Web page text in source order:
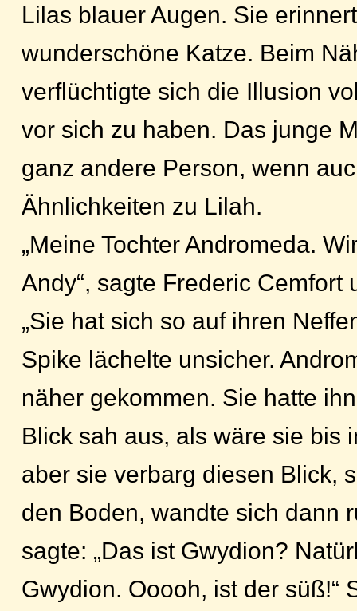
Lilas blauer Augen. Sie
wunderschöne Katze. Beim
verflüchtigte sich die Illusion
vor sich zu haben. Das junge
ganz andere Person, wenn
Ähnlichkeiten zu Lilah.
„Meine Tochter Andromeda.
Andy“, sagte Frederic Cemfort
„Sie hat sich so auf ihren
Spike lächelte unsicher.
näher gekommen. Sie hatte
Blick sah aus, als wäre sie bis
aber sie verbarg diesen Blick,
den Boden, wandte sich dann
sagte: „Das ist Gwydion?
Gwydion. Ooooh, ist der süß!“